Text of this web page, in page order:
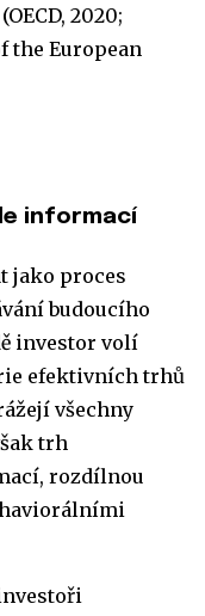
2020;
the European
informací
jako proces
budoucího
investor volí
efektivních trhů
všechny
trh
rozdílnou